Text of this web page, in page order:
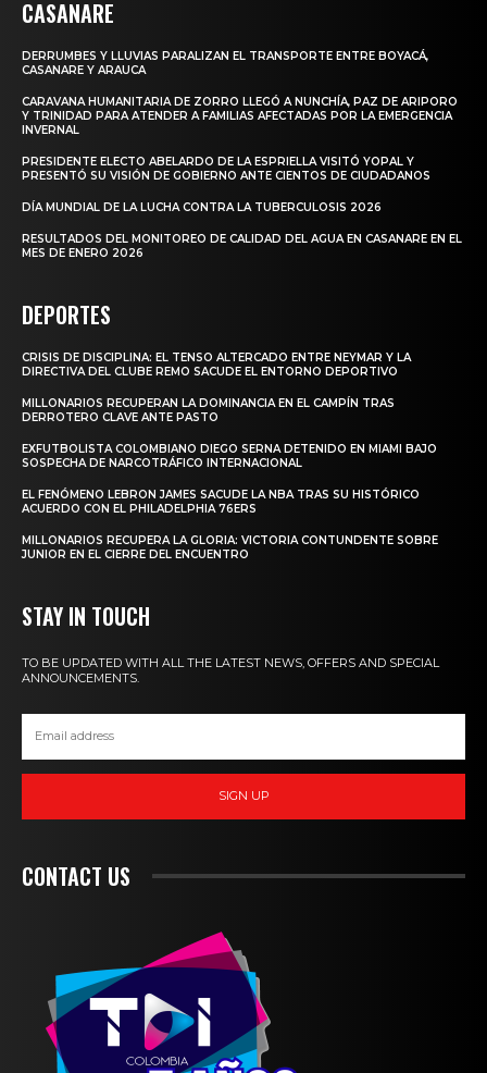
CASANARE
DERRUMBES Y LLUVIAS PARALIZAN EL TRANSPORTE ENTRE BOYACÁ,
CASANARE Y ARAUCA
CARAVANA HUMANITARIA DE ZORRO LLEGÓ A NUNCHÍA, PAZ DE ARIPORO
Y TRINIDAD PARA ATENDER A FAMILIAS AFECTADAS POR LA EMERGENCIA
INVERNAL
PRESIDENTE ELECTO ABELARDO DE LA ESPRIELLA VISITÓ YOPAL Y
PRESENTÓ SU VISIÓN DE GOBIERNO ANTE CIENTOS DE CIUDADANOS
DÍA MUNDIAL DE LA LUCHA CONTRA LA TUBERCULOSIS 2026
RESULTADOS DEL MONITOREO DE CALIDAD DEL AGUA EN CASANARE EN EL
MES DE ENERO 2026
DEPORTES
CRISIS DE DISCIPLINA: EL TENSO ALTERCADO ENTRE NEYMAR Y LA
DIRECTIVA DEL CLUBE REMO SACUDE EL ENTORNO DEPORTIVO
MILLONARIOS RECUPERAN LA DOMINANCIA EN EL CAMPÍN TRAS
DERROTERO CLAVE ANTE PASTO
EXFUTBOLISTA COLOMBIANO DIEGO SERNA DETENIDO EN MIAMI BAJO
SOSPECHA DE NARCOTRÁFICO INTERNACIONAL
EL FENÓMENO LEBRON JAMES SACUDE LA NBA TRAS SU HISTÓRICO
ACUERDO CON EL PHILADELPHIA 76ERS
MILLONARIOS RECUPERA LA GLORIA: VICTORIA CONTUNDENTE SOBRE
JUNIOR EN EL CIERRE DEL ENCUENTRO
STAY IN TOUCH
TO BE UPDATED WITH ALL THE LATEST NEWS, OFFERS AND SPECIAL
ANNOUNCEMENTS.
SIGN UP
CONTACT US